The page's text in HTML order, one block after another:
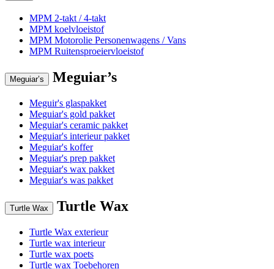
MPM 2-takt / 4-takt
MPM koelvloeistof
MPM Motorolie Personenwagens / Vans
MPM Ruitensproeiervloeistof
Meguiar’s Meguiar’s
Meguir's glaspakket
Meguiar's gold pakket
Meguiar's ceramic pakket
Meguiar's interieur pakket
Meguiar's koffer
Meguiar's prep pakket
Meguiar's wax pakket
Meguiar's was pakket
Turtle Wax Turtle Wax
Turtle Wax exterieur
Turtle wax interieur
Turtle wax poets
Turtle wax Toebehoren